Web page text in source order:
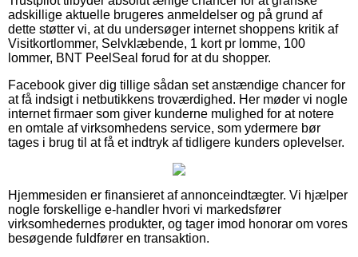
adskillige aktuelle brugeres anmeldelser og på grund af
dette støtter vi, at du undersøger internet shoppens kritik af
Visitkortlommer, Selvklæbende, 1 kort pr lomme, 100
lommer, BNT PeelSeal forud for at du shopper.
Facebook giver dig tillige sådan set anstændige chancer for
at få indsigt i netbutikkens troværdighed. Her møder vi nogle
internet firmaer som giver kunderne mulighed for at notere
en omtale af virksomhedens service, som ydermere bør
tages i brug til at få et indtryk af tidligere kunders oplevelser.
Hjemmesiden er finansieret af annonceindtægter. Vi hjælper
nogle forskellige e-handler hvori vi markedsfører
virksomhedernes produkter, og tager imod honorar om vores
besøgende fuldfører en transaktion.